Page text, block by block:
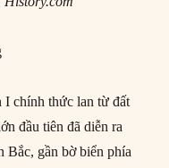
I chính thức lan từ đất
đầu tiên đã diễn ra
Bắc, gần bờ biển phía